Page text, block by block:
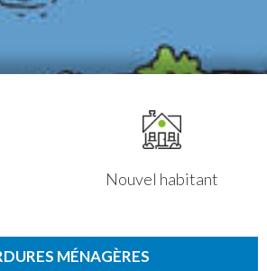
Nouvel habitant
MÉNAGÈRES